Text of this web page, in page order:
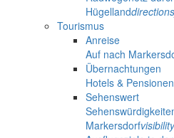
Hügelland
Tourismus
Anreise
Auf nach
Übernachtungen
Hotels & Pensionen
Sehenswert
Markersdorfvisibility